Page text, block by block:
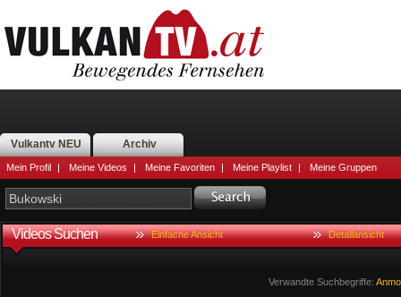
Vulkantv NEU Archiv
Mein Profil | Meine Videos | Meine Favoriten | Meine Playlist | Meine Gruppen
Videos Suchen Einfache Ansicht Detailansicht
Verwandte Suchbegriffe: